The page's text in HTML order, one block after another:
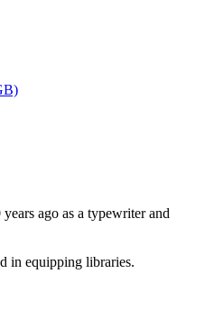
ago as a typewriter and
in equipping libraries.